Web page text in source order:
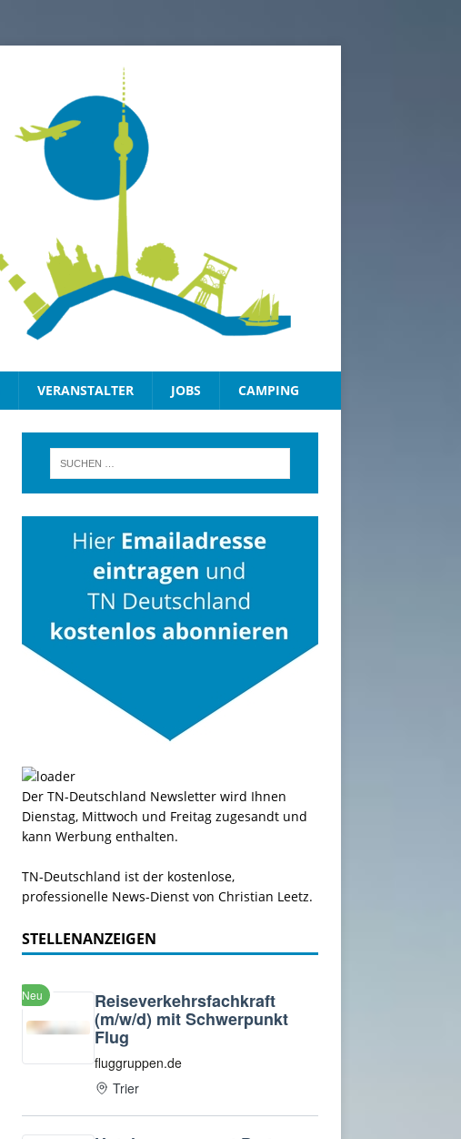
VERANSTALTER JOBS CAMPING
Der TN-Deutschland Newsletter wird Ihnen
Dienstag, Mittwoch und Freitag zugesandt und
kann Werbung enthalten.
TN-Deutschland ist der kostenlose,
professionelle News-Dienst von Christian Leetz.
STELLENANZEIGEN